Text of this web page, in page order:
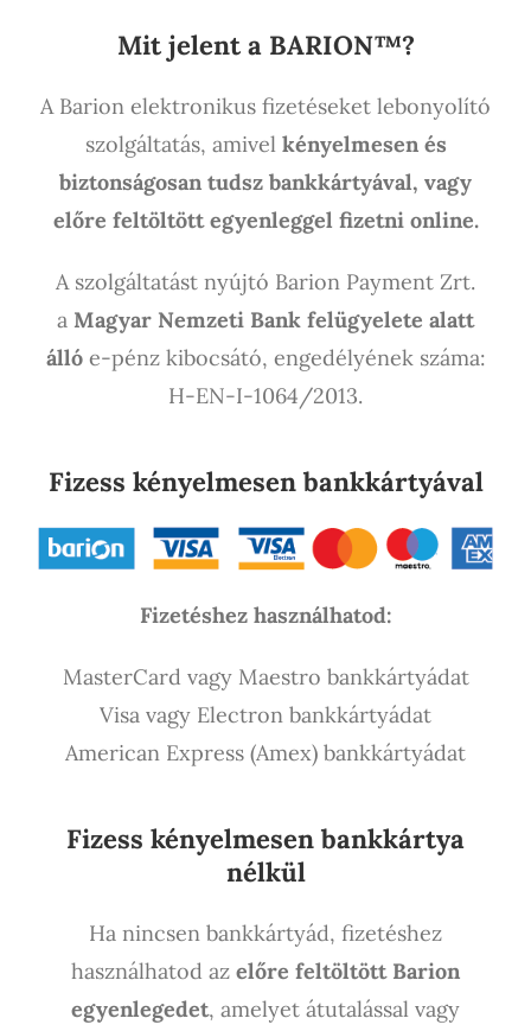
Mit jelent a BARION™?
A Barion elektronikus fizetéseket lebonyolító
szolgáltatás, amivel kényelmesen és
biztonságosan tudsz bankkártyával, vagy
előre feltöltött egyenleggel fizetni online.
A szolgáltatást nyújtó Barion Payment Zrt.
a Magyar Nemzeti Bank felügyelete alatt
állóe-pénz kibocsátó, engedélyének száma:
H-EN-I-1064/2013.
Fizess kényelmesen bankkártyával
Fizetéshez használhatod:
MasterCard vagy Maestro bankkártyádat
Visa vagy Electron bankkártyádat
American Express (Amex) bankkártyádat
Fizess kényelmesen bankkártya
nélkül
Ha nincsen bankkártyád, fizetéshez
használhatod az előre feltöltött Barion
egyenlegedet, amelyet átutalással vagy